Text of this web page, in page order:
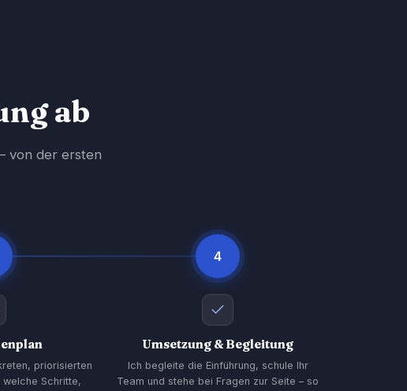
ab
von der ersten
priorisierten
welche Schritte,
4
Umsetzung & Begleitung
Ich begleite die Einführung, schule Ihr
Team und stehe bei Fragen zur Seite – so